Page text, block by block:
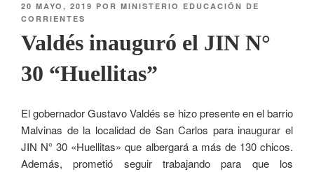
20 MAYO, 2019 POR MINISTERIO EDUCACIÓN DE
CORRIENTES
Valdés inauguró el JIN N°
30 “Huellitas”
El gobernador Gustavo Valdés se hizo presente en el barrio
Malvinas de la localidad de San Carlos para inaugurar el
JIN N° 30 «Huellitas» que albergará a más de 130 chicos.
Además, prometió seguir trabajando para que los